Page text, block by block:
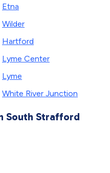
Etna
Wilder
Hartford
Lyme Center
Lyme
White River Junction
South Strafford